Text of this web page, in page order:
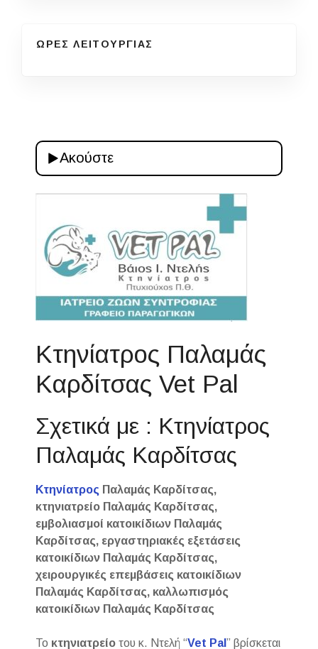
ΩΡΕΣ ΛΕΙΤΟΥΡΓΙΑΣ
Ακούστε
Κτηνίατρος Παλαμάς
Καρδίτσας Vet Pal
Σχετικά με : Κτηνίατρος
Παλαμάς Καρδίτσας
Κτηνίατρος Παλαμάς Καρδίτσας,
κτηνιατρείο Παλαμάς Καρδίτσας,
εμβολιασμοί κατοικίδιων Παλαμάς
Καρδίτσας, εργαστηριακές εξετάσεις
κατοικίδιων Παλαμάς Καρδίτσας,
χειρουργικές επεμβάσεις κατοικίδιων
Παλαμάς Καρδίτσας, καλλωπισμός
κατοικίδιων Παλαμάς Καρδίτσας
Το κτηνιατρείο του κ. Ντελή “Vet Pal” βρίσκεται